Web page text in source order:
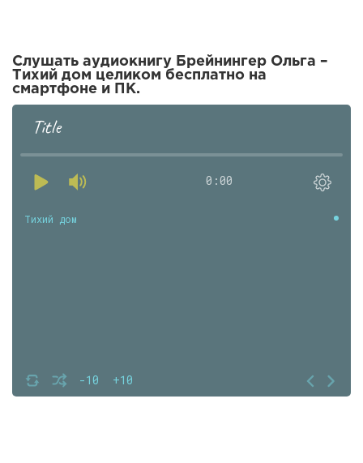
Слушать аудиокнигу Брейнингер Ольга –
Тихий дом целиком бесплатно на
смартфоне и ПК.
Title
0:00
-10 +10
Тихий дом